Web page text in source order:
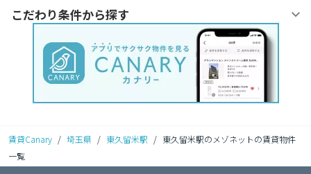
こだわり条件から探す
賃貸Canary / 埼玉県 / 東久留米駅 / 東久留米駅のメゾネットの賃貸物件
一覧